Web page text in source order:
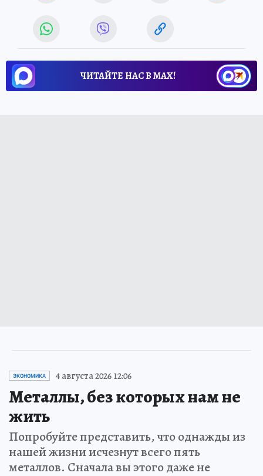
ЧИТАЙТЕ НАС В МАХ!
ЭКОНОМИКА 4 августа 2026 12:06
Металлы, без которых нам не
жить
Попробуйте представить, что однажды из
нашей жизни исчезнут всего пять
металлов. Сначала вы этого даже не